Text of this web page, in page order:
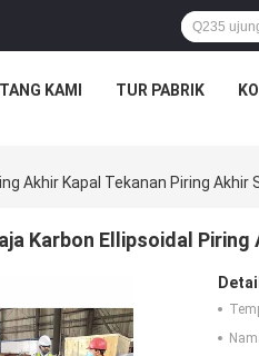
KAMI TUR PABRIK
Akhir Kapal Tekanan Piring Akhir
Karbon Ellipsoidal